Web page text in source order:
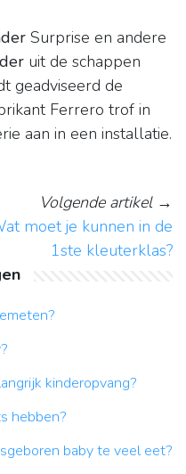
Surprise en andere
uit de schappen
geadviseerd de
Ferrero trof in
aan in een installatie.
Volgende artikel→
moet je kunnen in de
1ste kleuterklas?
kinderopvang?
hebben?
baby te veel eet?